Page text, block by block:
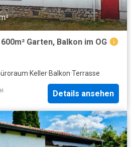
Garten, Balkon im OG
·Keller·Balkon·Terrasse
Details ansehen